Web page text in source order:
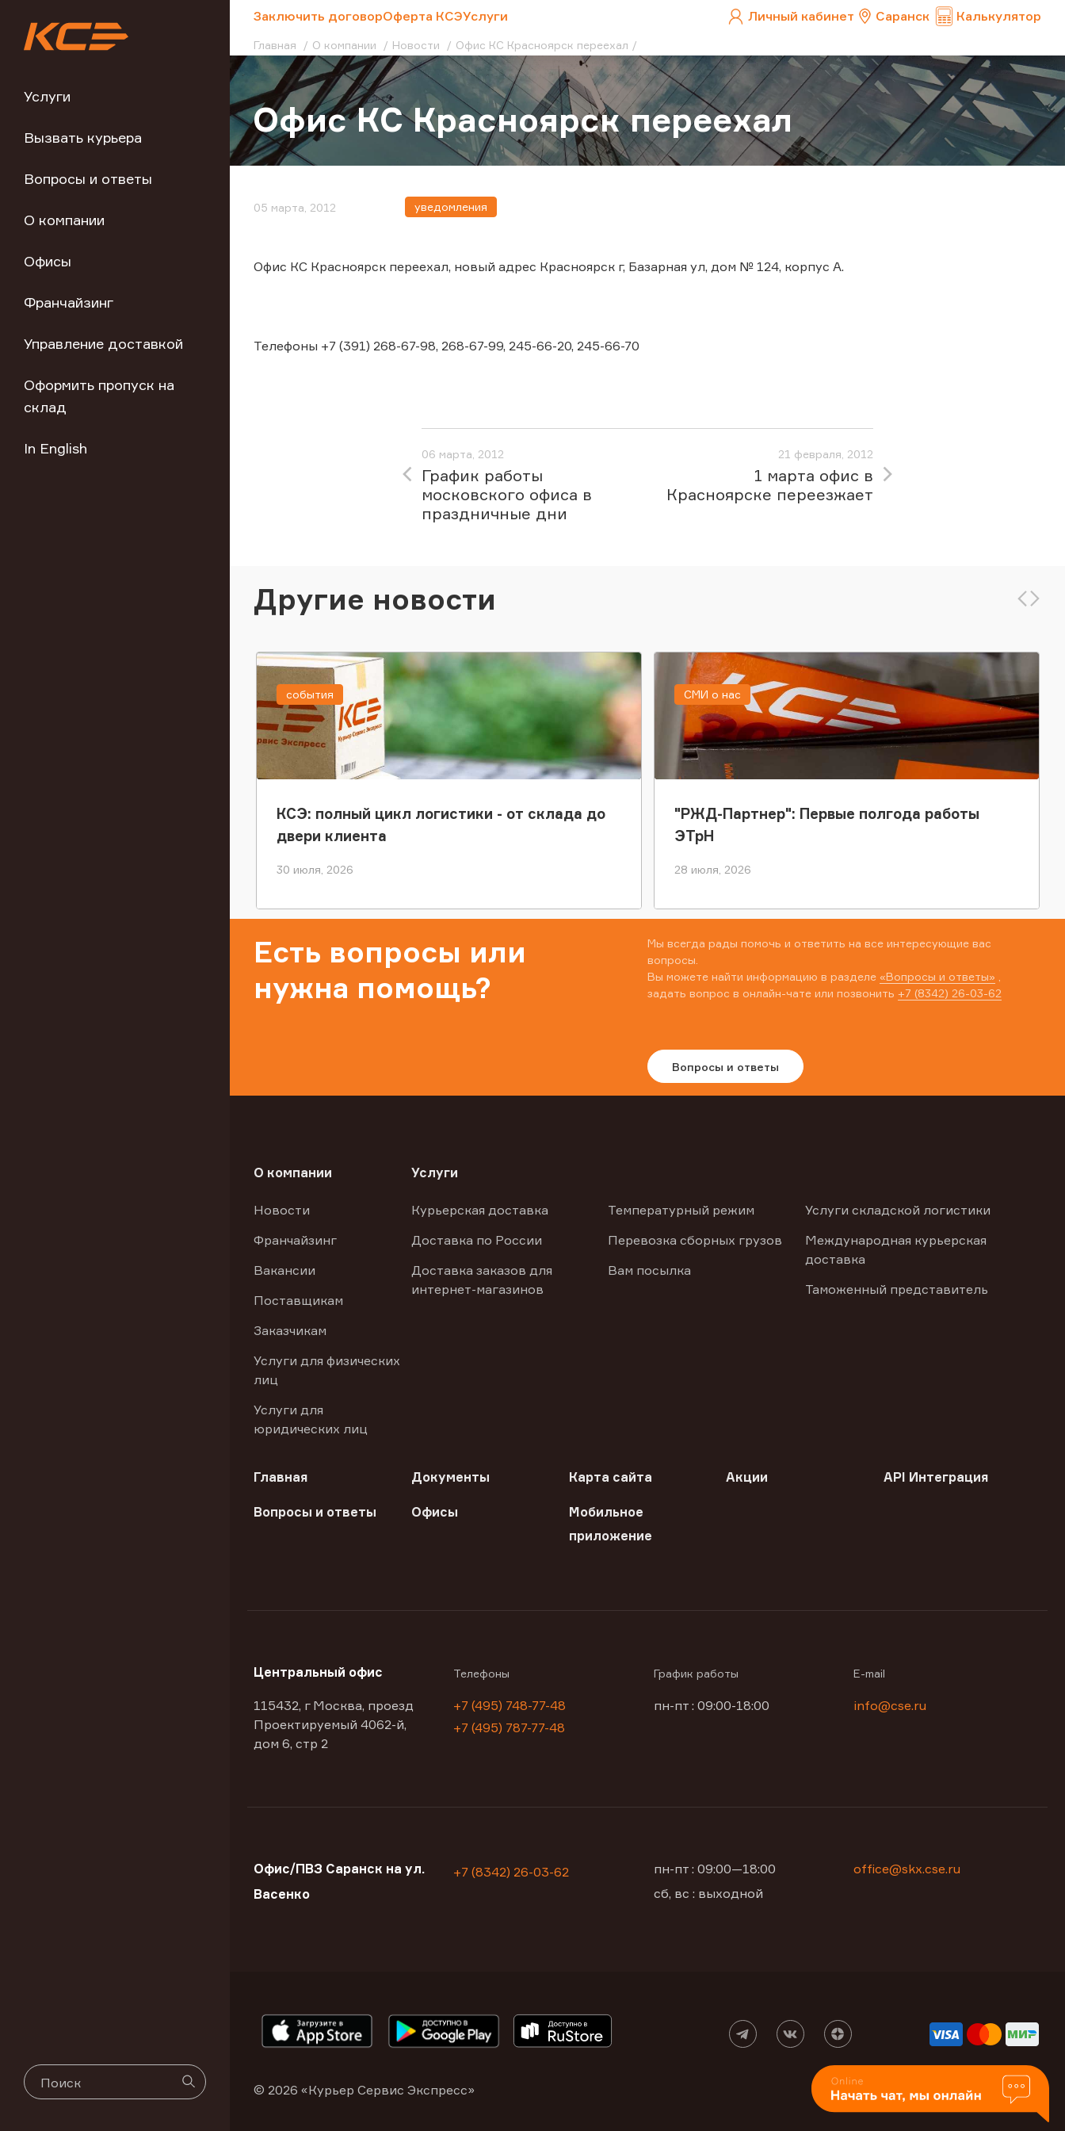
Услуги
Вызвать курьера
Вопросы и ответы
О компании
Офисы
Франчайзинг
Управление доставкой
Оформить пропуск на
склад
In English
Заключить договорОферта КСЭУслуги Личный кабинет Саранск Калькулятор
Главная О компании Новости Офис КС Красноярск переехал
Офис КС Красноярск переехал
05 марта, 2012 уведомления
Офис КС Красноярск переехал, новый адрес Красноярск г, Базарная ул, дом № 124, корпус А.
Телефоны +7 (391) 268-67-98, 268-67-99, 245-66-20, 245-66-70
06 марта, 2012
График работы
московского офиса в
праздничные дни
21 февраля, 2012
1 марта офис в
Красноярске переезжает
Другие новости
КСЭ: полный цикл логистики - от склада до
двери клиента
30 июля, 2026
события
"РЖД-Партнер": Первые полгода работы
ЭТрН
28 июля, 2026
СМИ о нас
Есть вопросы или
нужна помощь?
Мы всегда рады помочь и ответить на все интересующие вас
вопросы.
Вы можете найти информацию в разделе «Вопросы и ответы»
задать вопрос в онлайн-чате или позвонить +7 (8342) 26-03-62
Вопросы и ответы
О компании
Новости
Франчайзинг
Вакансии
Поставщикам
Заказчикам
Услуги для физических
лиц
Услуги для
юридических лиц
Услуги
Курьерская доставка
Доставка по России
Доставка заказов для
интернет-магазинов
Температурный режим
Перевозка сборных грузов
Вам посылка
Услуги складской логистики
Международная курьерская
доставка
Таможенный представитель
Главная Документы Карта сайта Акции API Интеграция
Вопросы и ответы Офисы
Мобильное
приложение
Центральный офис
115432, г Москва, проезд
Проектируемый 4062-й,
дом 6, стр 2
Телефоны
+7 (495) 748-77-48
+7 (495) 787-77-48
График работы
пн-пт : 09:00-18:00
E-mail
info@cse.ru
Офис/ПВЗ Саранск на ул.
Васенко
+7 (8342) 26-03-62
пн-пт : 09:00—18:00
сб, вс : выходной
office@skx.cse.ru
© 2026 «Курьер Сервис Экспресс»